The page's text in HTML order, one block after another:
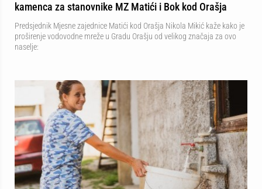
kamenca za stanovnike MZ Matići i Bok kod Orašja
Predsjednik Mjesne zajednice Matići kod Orašja Nikola Mikić kaže kako je
proširenje vodovodne mreže u Gradu Orašju od velikog značaja za ovo
naselje: